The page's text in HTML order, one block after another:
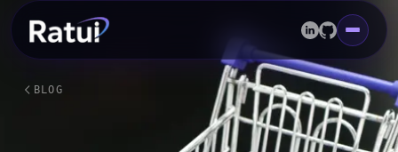
BLOG